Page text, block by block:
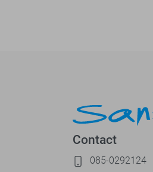
Contact
085-0292124